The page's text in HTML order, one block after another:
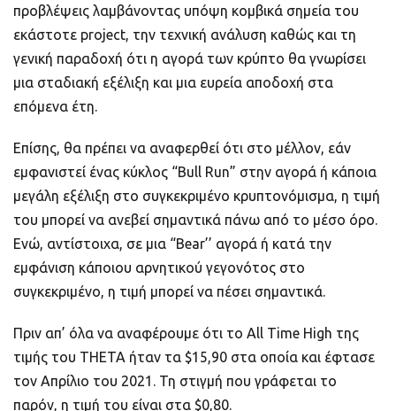
προβλέψεις λαμβάνοντας υπόψη κομβικά σημεία του
εκάστοτε project, την τεχνική ανάλυση καθώς και τη
γενική παραδοχή ότι η αγορά των κρύπτο θα γνωρίσει
μια σταδιακή εξέλιξη και μια ευρεία αποδοχή στα
επόμενα έτη.
Επίσης, θα πρέπει να αναφερθεί ότι στο μέλλον, εάν
εμφανιστεί ένας κύκλος “Bull Run” στην αγορά ή κάποια
μεγάλη εξέλιξη στο συγκεκριμένο κρυπτονόμισμα, η τιμή
του μπορεί να ανεβεί σημαντικά πάνω από το μέσο όρο.
Ενώ, αντίστοιχα, σε μια “Bear’’ αγορά ή κατά την
εμφάνιση κάποιου αρνητικού γεγονότος στο
συγκεκριμένο, η τιμή μπορεί να πέσει σημαντικά.
Πριν απ’ όλα να αναφέρουμε ότι το All Time High της
τιμής του THETA ήταν τα $15,90 στα οποία και έφτασε
τον Απρίλιο του 2021. Τη στιγμή που γράφεται το
παρόν, η τιμή του είναι στα $0,80.